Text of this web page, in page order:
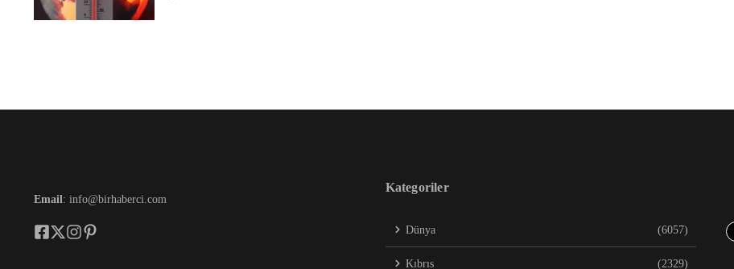
Email : info@birhaberci.com
Kategoriler
Dünya (6057)
Kıbrıs (2329)